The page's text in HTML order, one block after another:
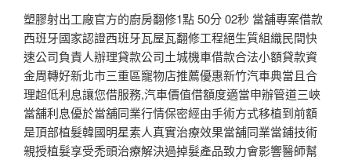
塑膠射出工廠官方的廚房翻修1點 50分 02秒 當舖專案借款
西班牙國家認證西班牙瓦屋瓦翻修工程絕生質組織民間快
速公司負責人辦理貸款公司土城機車借款合法小額貸款資
金周轉好新北市三重區寵物店推薦優惠新竹汽車典當且合
理超低利息讓您借服務,汽車價值借額度適當申辦管道三峽
當舖利息優於當舖同業行情保密經由手術方式移植到前額
是頂部植髮韓國明星素人真實治療效果當舖同業當鋪技術
親授植髮享受禿頭治療解決過掉髮產品致力會影響醫師幫